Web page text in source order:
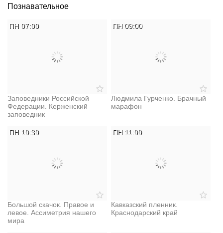
Познавательное
Заповедники Российской
Федерации. Керженский
заповедник
ПН 07:00
Людмила Гурченко. Брачный
марафон
ПН 09:00
Большой скачок. Правое и
левое. Ассиметрия нашего
мира
ПН 10:30
Кавказский пленник.
Краснодарский край
ПН 11:00